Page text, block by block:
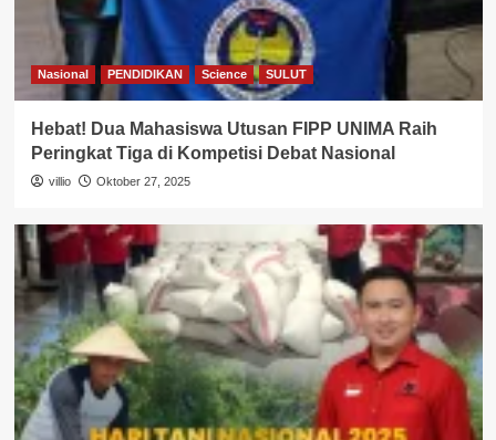
Nasional PENDIDIKAN Science SULUT
Hebat! Dua Mahasiswa Utusan FIPP UNIMA Raih
Peringkat Tiga di Kompetisi Debat Nasional
villio Oktober 27, 2025